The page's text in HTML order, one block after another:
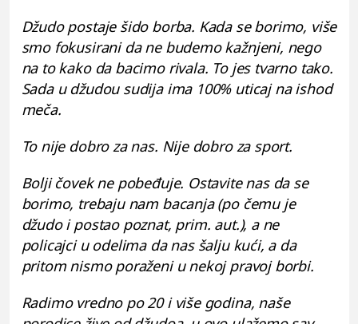
Džudo postaje šido borba. Kada se borimo, više
smo fokusirani da ne budemo kažnjeni, nego
na to kako da bacimo rivala. To jes tvarno tako.
Sada u džudou sudija ima 100% uticaj na ishod
meča.
To nije dobro za nas. Nije dobro za sport.
Bolji čovek ne pobeđuje. Ostavite nas da se
borimo, trebaju nam bacanja (po čemu je
džudo i postao poznat, prim. aut.), a ne
policajci u odelima da nas šalju kući, a da
pritom nismo poraženi u nekoj pravoj borbi.
Radimo vredno po 20 i više godina, naše